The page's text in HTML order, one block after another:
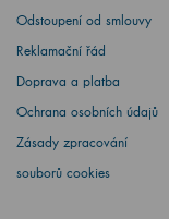
Odstoupení od smlouvy
Reklamační řád
Doprava a platba
Ochrana osobních údajů
Zásady zpracování
souborů cookies